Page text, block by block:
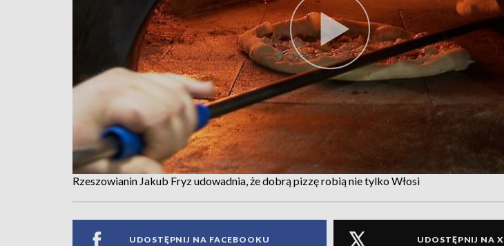
Rzeszowianin Jakub Fryz udowadnia, że dobrą pizzę robią nie tylko Włosi
UDOSTĘPNIJ NA FACEBOOKU UDOSTĘPNIJ NA X